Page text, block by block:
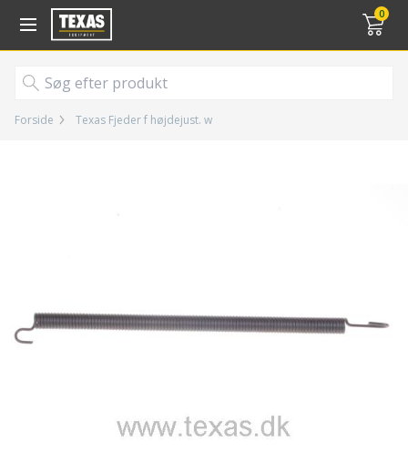
0
Gå til kurv (
Forside Texas Fjeder f højdejust. w